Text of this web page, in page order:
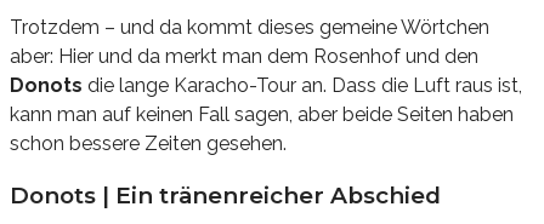
Trotzdem – und da kommt dieses gemeine Wörtchen
aber: Hier und da merkt man dem Rosenhof und den
Donots die lange Karacho-Tour an. Dass die Luft raus ist,
kann man auf keinen Fall sagen, aber beide Seiten haben
schon bessere Zeiten gesehen.
Donots | Ein tränenreicher Abschied